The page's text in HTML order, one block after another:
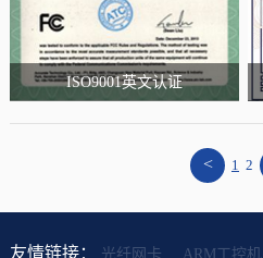
ISO9001英文认证
< 1 2
友情链接： 光纤网卡 ARM工控机